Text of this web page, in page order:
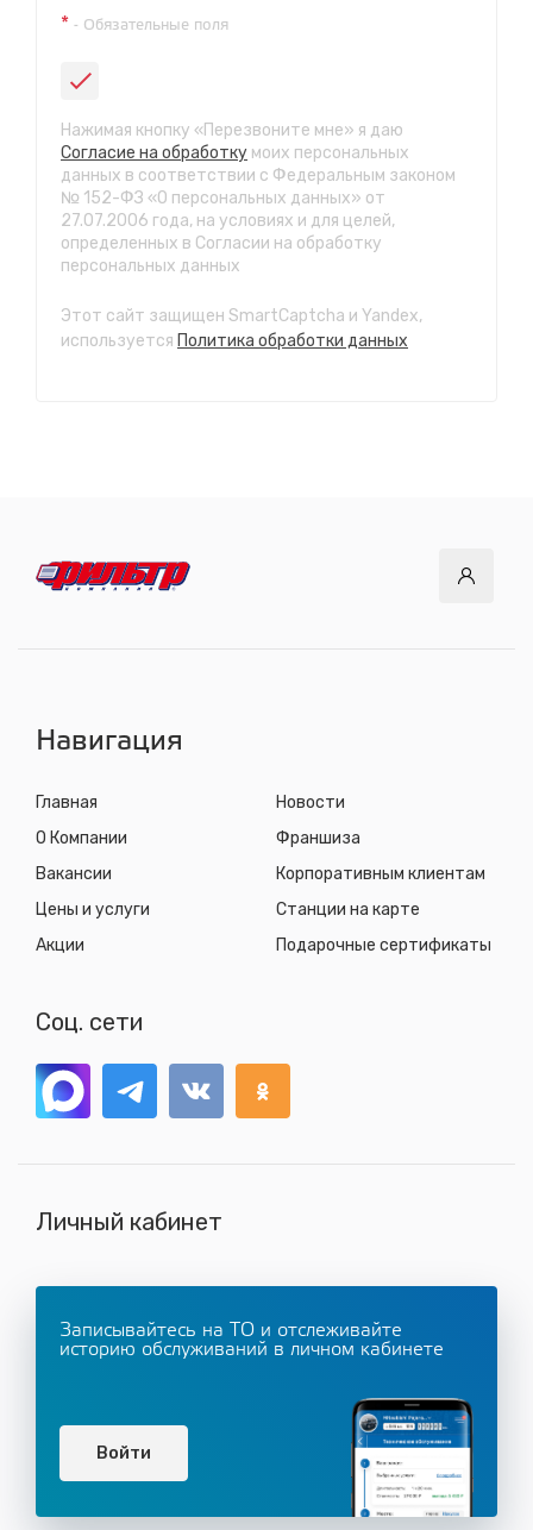
ул. Пригородная 1/1 (при выезде из города в сторону
СТО "Байкальская"
ул.Байкальская, 58г
с 7.00 до 23.30, без выходных
СТО "Марата"
ул. Рабочего штаба, 96
с 7.00 до 21.30, без выходных
СТО "Ново-Ленино"
ул. Розы Люксембург, 97
с 8.00 до 22.30, без выходных
* - Обязательные поля
Нажимая кнопку «Перезвоните мне» я даю
Согласие на обработку моих персональных
данных в соответствии с Федеральным законом
№ 152-ФЗ «О персональных данных» от
27.07.2006 года, на условиях и для целей,
определенных в Согласии на обработку
персональных данных
Этот сайт защищен SmartCaptcha и Yandex,
используется Политика обработки данных
Навигация
Главная
О Компании
Вакансии
Цены и услуги
Акции
Новости
Франшиза
Корпоративным клиентам
Станции на карте
Подарочные сертификаты
Соц. сети
Личный кабинет
Записывайтесь на ТО и отслеживайте
историю обслуживаний в личном кабинете
Войти